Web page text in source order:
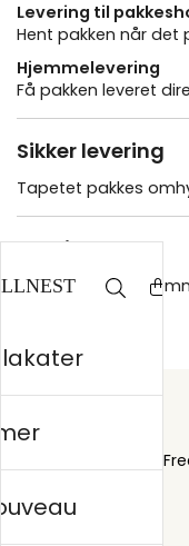
Levering til
Hent pakken når det
Hjemmelevering
Få pakken leveret
Sikker levering
Tapetet pakkes
Gratis retur
Hvis noget ikke